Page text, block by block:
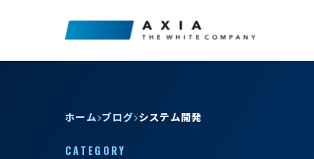
ホーム ブログ システム開発
CATEGORY